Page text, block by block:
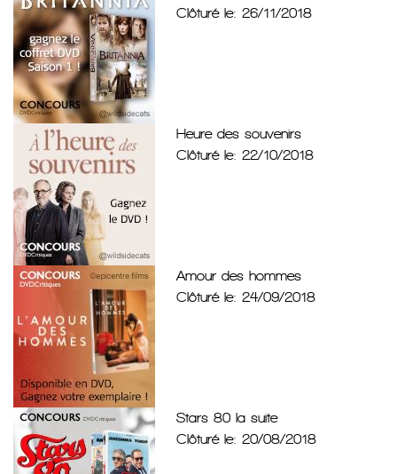
Clôturé le: 26/11/2018
Heure des souvenirs
Clôturé le: 22/10/2018
Amour des hommes
Clôturé le: 24/09/2018
Stars 80 la suite
Clôturé le: 20/08/2018